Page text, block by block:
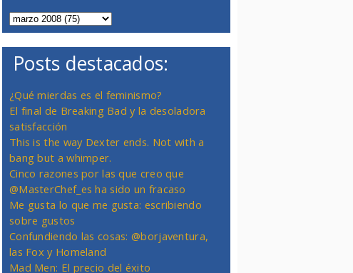
Posts destacados:
¿Qué mierdas es el feminismo?
El final de Breaking Bad y la desoladora
satisfacción
This is the way Dexter ends. Not with a
bang but a whimper.
Cinco razones por las que creo que
@MasterChef_es ha sido un fracaso
Me gusta lo que me gusta: escribiendo
sobre gustos
Confundiendo las cosas: @borjaventura,
las Fox y Homeland
Mad Men: El precio del éxito